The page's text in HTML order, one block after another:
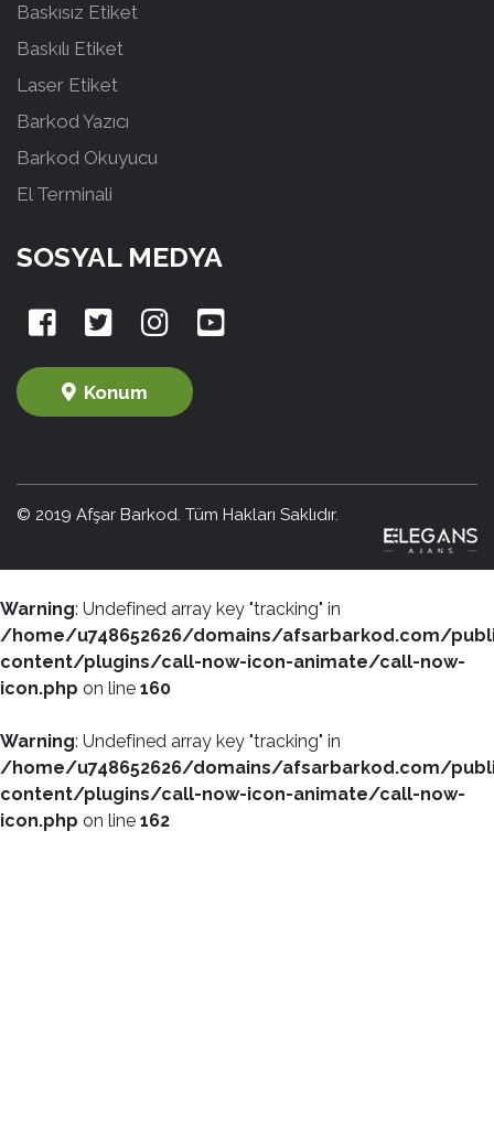
Baskısız Etiket
Baskılı Etiket
Laser Etiket
Barkod Yazıcı
Barkod Okuyucu
El Terminali
SOSYAL MEDYA
Konum
© 2019 Afşar Barkod. Tüm Hakları Saklıdır.
Warning: Undefined array key "tracking" in
/home/u748652626/domains/afsarbarkod.com/
content/plugins/call-now-icon-animate/call-now-
icon.php on line 160
Warning: Undefined array key "tracking" in
/home/u748652626/domains/afsarbarkod.com/
content/plugins/call-now-icon-animate/call-now-
icon.php on line 162